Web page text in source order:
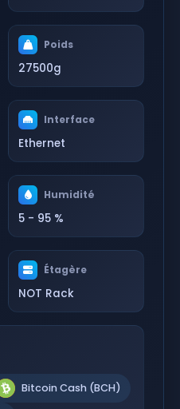
Poids
27500g
Interface
Ethernet
Humidité
5 - 95 %
Étagère
NOT Rack
Bitcoin Cash (BCH)